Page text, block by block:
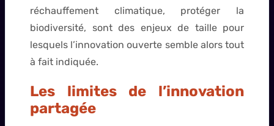
réchauffement climatique, protéger la
biodiversité, sont des enjeux de taille pour
lesquels l’innovation ouverte semble alors tout
à fait indiquée.
Les limites de l’innovation
partagée